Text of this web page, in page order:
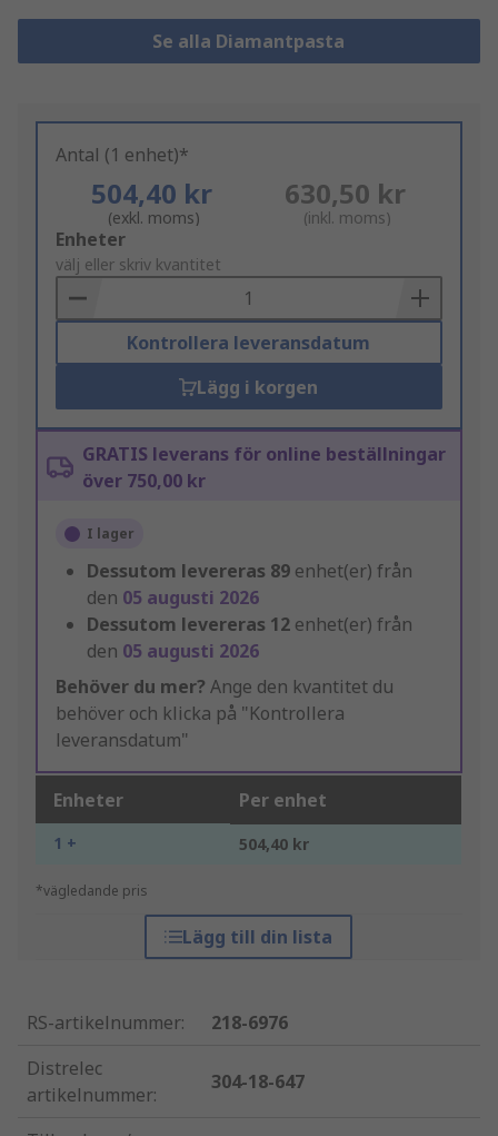
Se alla Diamantpasta
Antal (1 enhet)*
504,40 kr
(exkl. moms)
630,50 kr
(inkl. moms)
Add
to
Basket
Enheter
välj eller skriv kvantitet
Kontrollera leveransdatum
Lägg i korgen
GRATIS leverans för online beställningar
över 750,00 kr
I lager
Dessutom levereras 89 enhet(er) från
den 05 augusti 2026
Dessutom levereras 12 enhet(er) från
den 05 augusti 2026
Behöver du mer? Ange den kvantitet du
behöver och klicka på "Kontrollera
leveransdatum"
Enheter Per enhet
1 + 504,40 kr
*vägledande pris
Lägg till din lista
RS-artikelnummer:
218-6976
Distrelec
artikelnummer:
304-18-647